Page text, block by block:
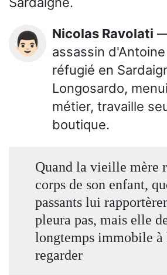
👨🏻 Nicolas Ravolati
assassin
réfugié en
Longosardo,
métier, travaille
boutique.
Quand la vieille mère
corps de son enfant,
passants lui
pleura pas, mais elle
longtemps immobile à
regarder